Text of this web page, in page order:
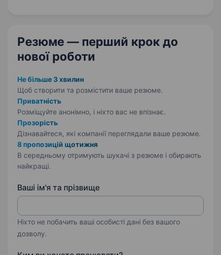
Резюме — перший крок до
нової роботи
Не більше 3 хвилин
Щоб створити та розмістити ваше резюме.
Приватність
Розміщуйте анонімно, і ніхто вас не впізнає.
Прозорість
Дізнавайтеся, які компанії переглядали ваше резюме.
8 пропозицій щотижня
В середньому отримують шукачі з резюме і обирають
найкращі.
Ваші ім'я та прізвище
Ніхто не побачить ваші особисті дані без вашого
дозволу.